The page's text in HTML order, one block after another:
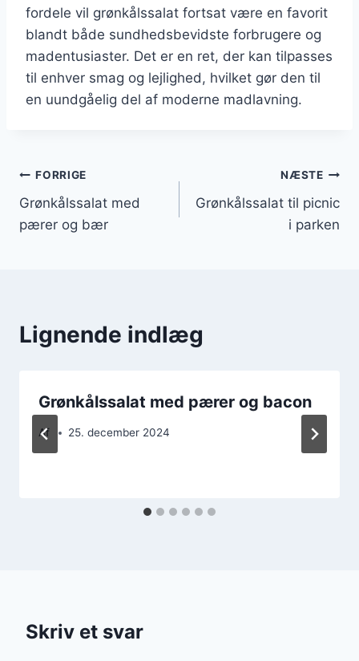
fordele vil grønkålssalat fortsat være en favorit
blandt både sundhedsbevidste forbrugere og
madentusiaster. Det er en ret, der kan tilpasses
til enhver smag og lejlighed, hvilket gør den til
en uundgåelig del af moderne madlavning.
Indlægsnavigation
FORRIGE
Grønkålssalat med
pærer og bær
NÆSTE
Grønkålssalat til picnic
i parken
Lignende indlæg
Grønkålssalat med pærer og bacon
Af 25. december 2024
Skriv et svar